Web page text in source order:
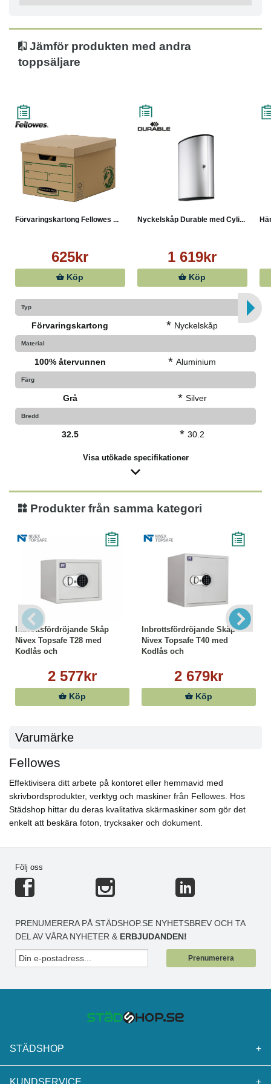
Jämför produkten med andra
toppsäljare
Förvaringskartong Fellowes ...
625kr
Köp
Nyckelskåp Durable med Cyli...
1 619kr
Köp
Typ
Förvaringskartong * Nyckelskåp
Material
100% återvunnen * Aluminium
Färg
Grå * Silver
Bredd
32.5 * 30.2
Visa utökade specifikationer
Produkter från samma kategori
Inbrottsfördröjande Skåp
Nivex Topsafe T28 med
Kodlås och
2 577kr
Köp
Inbrottsfördröjande Skåp
Nivex Topsafe T40 med
Kodlås och
2 679kr
Köp
Varumärke
Fellowes
Effektivisera ditt arbete på kontoret eller hemmavid med
skrivbordsprodukter, verktyg och maskiner från Fellowes. Hos
Städshop hittar du deras kvalitativa skärmaskiner som gör det
enkelt att beskära foton, trycksaker och dokument.
Följ oss
PRENUMERERA PÅ STÄDSHOP.SE NYHETSBREV OCH TA
DEL AV VÅRA NYHETER & ERBJUDANDEN!
Prenumerera
STÄDSHOP +
KUNDSERVICE +